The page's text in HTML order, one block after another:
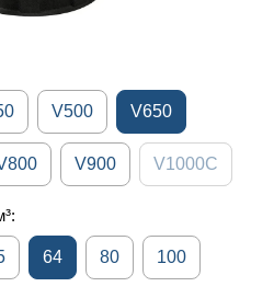
V500 V650
V900 V1000C
64 80 100